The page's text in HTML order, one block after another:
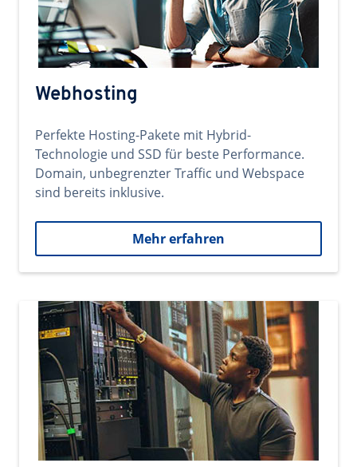
Webhosting
Perfekte Hosting-Pakete mit Hybrid-
Technologie und SSD für beste Performance.
Domain, unbegrenzter Traffic und Webspace
sind bereits inklusive.
Mehr erfahren